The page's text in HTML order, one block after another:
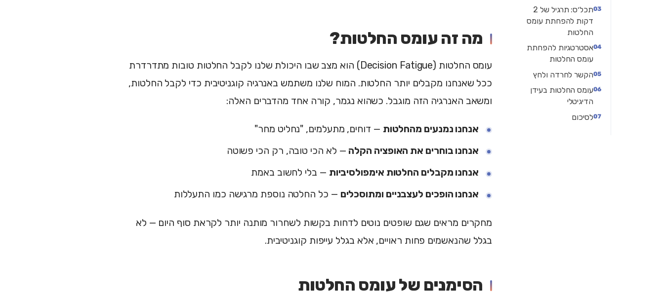
תכל׳ס: תרגיל של 2
דקות להפחתת עומס
החלטות
אסטרטגיות להפחתת
עומס החלטות
הקשר לחרדה ולחץ
עומס החלטות בעידן
הדיגיטלי
לסיכום
מה זה עומס החלטות?
עומס החלטות (Decision Fatigue) הוא מצב שבו היכולת שלנו לקבל החלטות טובות מתדרדרת
ככל שאנחנו מקבלים יותר החלטות. המוח שלנו משתמש באנרגיה קוגניטיבית כדי לקבל החלטות,
ומשאב האנרגיה הזה מוגבל. כשהוא נגמר, קורה אחד מהדברים האלה:
אנחנו נמנעים מהחלטות — דוחים, מתעלמים, "נחליט מחר"
אנחנו בוחרים את האופציה הקלה — לא הכי טובה, רק הכי פשוטה
אנחנו מקבלים החלטות אימפולסיביות — בלי לחשוב באמת
אנחנו הופכים לעצבניים ומתוסכלים — כל החלטה נוספת מרגישה כמו התעללות
מחקרים מראים שגם שופטים נוטים לדחות בקשות לשחרור מותנה יותר לקראת סוף היום — לא
בגלל שהנאשמים פחות ראויים, אלא בגלל עייפות קוגניטיבית.
הסימנים של עומס החלטות